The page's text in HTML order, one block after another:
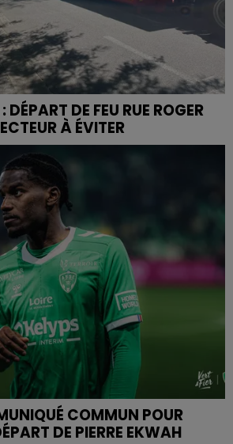
DE FEU RUE ROGER
À ÉVITER
COMMUN POUR
DE PIERRE EKWAH